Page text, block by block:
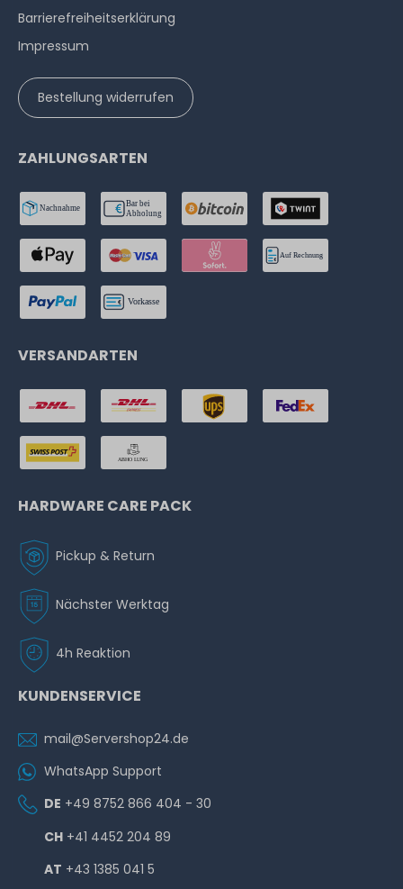
ca. 3-7 Tage*
3.037,49 € *
Microsoft Windows Remote Desktop Services 2025 User-
CAL (10-Pack Benutzer-CAL Lizenz, OPL Volumenlizenz)
Microsoft Windows Remote Desktop Services 2025
Barrierefreiheitserklärung
Impressum
Bestellung widerrufen
ZAHLUNGSARTEN
VERSANDARTEN
HARDWARE CARE PACK
Pickup & Return
Nächster Werktag
4h Reaktion
KUNDENSERVICE
mail@Servershop24.de
WhatsApp Support
DE +49 8752 866 404 - 30
CH +41 4452 204 89
AT +43 1385 041 5